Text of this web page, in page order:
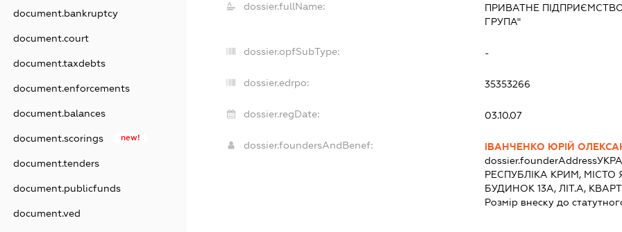
document.bankruptcy
document.court
document.taxdebts
document.enforcements
document.balances
document.scorings new!
document.tenders
document.publicfunds
document.ved
dossier.fullName:
ПРИВАТНЕ
ГРУПА"
dossier.opfSubType: -
dossier.edrpo: 35353266
dossier.regDate: 03.10.07
dossier.foundersAndBenef:
ІВАНЧЕНКО ЮРІЙ
dossier.founderAddress
РЕСПУБЛІКА КРИМ,
БУДИНОК 13А, ЛІТ.А,
Розмір внеску до